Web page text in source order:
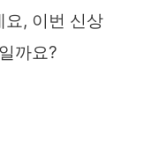
요, 이번 신상
까요?